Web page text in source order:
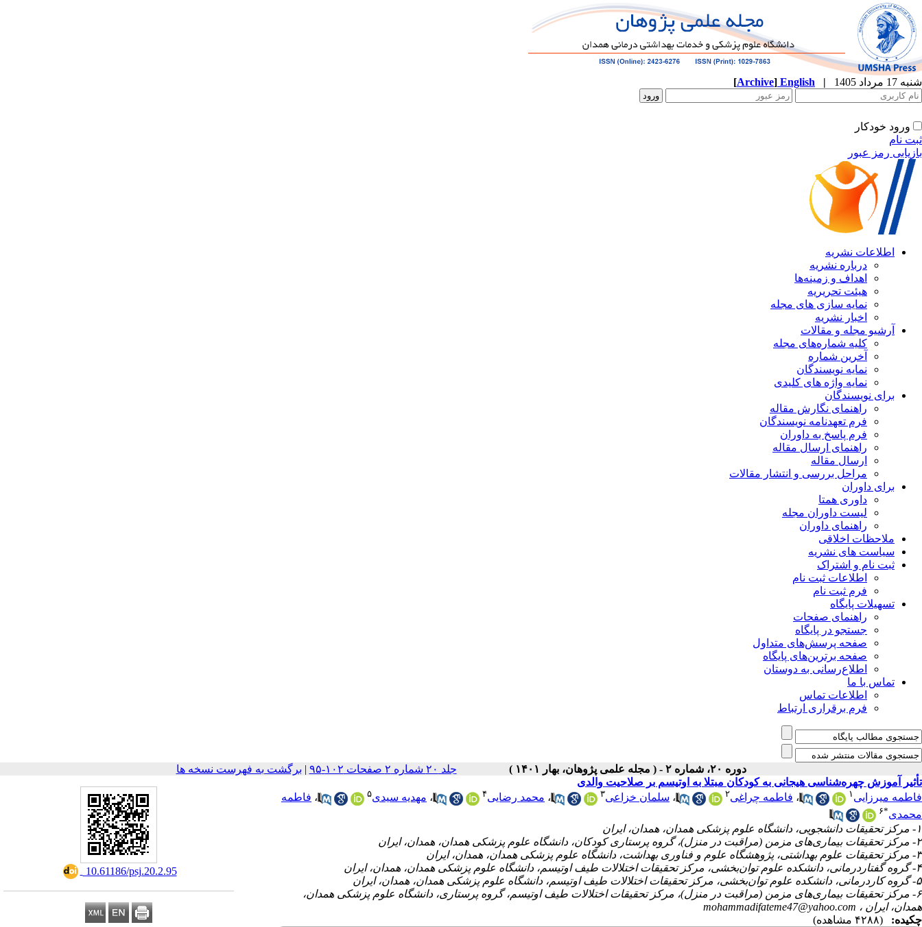
شنبه 17 مرداد 1405 |
English
[Archive]
ورود خودکار
ثبت نام
بازیابی رمز عبور
اطلاعات نشریه
درباره نشریه
اهداف و زمینه‌ها
هیئت تحریریه
نمایه سازی های مجله
اخبار نشریه
آرشیو مجله و مقالات
کلیه شماره‌های مجله
آخرین شماره
نمایه نویسندگان
نمایه واژه های کلیدی
برای نویسندگان
راهنمای نگارش مقاله
فرم تعهدنامه نویسندگان
فرم پاسخ به داوران
راهنمای ارسال مقاله
ارسال مقاله
مراحل بررسی و انتشار مقالات
برای داوران
داوری همتا
لیست داوران مجله
راهنمای داوران
ملاحظات اخلاقی
سیاست های نشریه
ثبت نام و اشتراک
اطلاعات ثبت نام
فرم ثبت نام
تسهیلات پایگاه
راهنمای صفحات
جستجو در پایگاه
صفحه پرسش‌های متداول
صفحه برترین‌های پایگاه
اطلاع‌رسانی به دوستان
تماس با ما
اطلاعات تماس
فرم برقراری ارتباط
دوره ۲۰، شماره ۲ - ( مجله علمی پژوهان، بهار ۱۴۰۱ ) جلد ۲۰ شماره ۲ صفحات ۱۰۲-۹۵ | برگشت به فهرست نسخه ها
‎ 10.61186/psj.20.2.95
تأثیر آموزش چهره‌شناسی هیجانی به کودکان مبتلا به اوتیسم بر صلاحیت والدی
فاطمه میرزایی ۱ ، فاطمه چراغی۲ ، سلمان خزاعی۳ ، محمد رضایی۴ ، مهدیه سیدی۵ ، فاطمه
محمدی*۶
۱- مرکز تحقیقات دانشجویی، دانشگاه علوم پزشکی همدان، همدان، ایران
۲- مرکز تحقیقات بیماری‌های مزمن (مراقبت در منزل)، گروه پرستاری کودکان، دانشگاه علوم پزشکی همدان، همدان، ایران
۳- مرکز تحقیقات علوم بهداشتی، پژوهشگاه علوم و فناوری بهداشت، دانشگاه علوم پزشکی همدان، همدان، ایران
۴- گروه گفتاردرمانی، دانشکده‌ علوم توان‌بخشی، مرکز تحقیقات اختلالات طیف اوتیسم، دانشگاه علوم پزشکی همدان، همدان، ایران
۵- گروه کاردرمانی، دانشکده‌ علوم توان‌بخشی، مرکز تحقیقات اختلالات طیف اوتیسم، دانشگاه علوم پزشکی همدان، همدان، ایران
۶- مرکز تحقیقات بیماری‌های مزمن (مراقبت در منزل)، مرکز تحقیقات اختلالات طیف اوتیسم، گروه پرستاری، دانشگاه علوم پزشکی همدان،
همدان، ایران ، mohammadifateme47@yahoo.com
چکیده:
(۴۲۸۸ مشاهده)